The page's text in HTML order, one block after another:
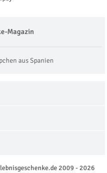
Magazin
aus Spanien
2009 - 2026